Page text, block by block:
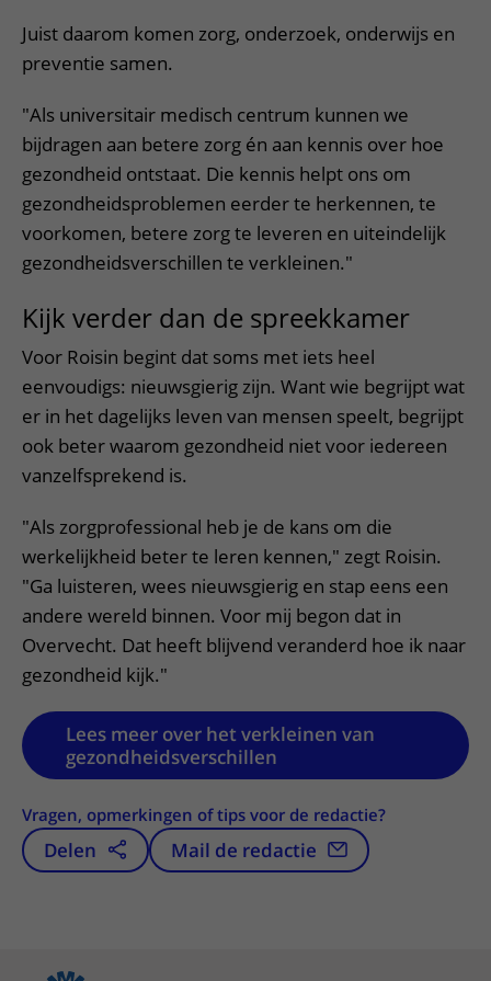
Juist daarom komen zorg, onderzoek, onderwijs en
preventie samen.
"Als universitair medisch centrum kunnen we
bijdragen aan betere zorg én aan kennis over hoe
gezondheid ontstaat. Die kennis helpt ons om
gezondheidsproblemen eerder te herkennen, te
voorkomen, betere zorg te leveren en uiteindelijk
gezondheidsverschillen te verkleinen."
Kijk verder dan de spreekkamer
Voor Roisin begint dat soms met iets heel
eenvoudigs: nieuwsgierig zijn. Want wie begrijpt wat
er in het dagelijks leven van mensen speelt, begrijpt
ook beter waarom gezondheid niet voor iedereen
vanzelfsprekend is.
"Als zorgprofessional heb je de kans om die
werkelijkheid beter te leren kennen," zegt Roisin.
"Ga luisteren, wees nieuwsgierig en stap eens een
andere wereld binnen. Voor mij begon dat in
Overvecht. Dat heeft blijvend veranderd hoe ik naar
gezondheid kijk."
Lees meer over het verkleinen van
gezondheidsverschillen
Vragen, opmerkingen of tips voor de redactie?
Delen Mail de redactie